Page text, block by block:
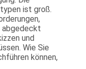
ist groß.
abgedeckt
und
Wie Sie
können,